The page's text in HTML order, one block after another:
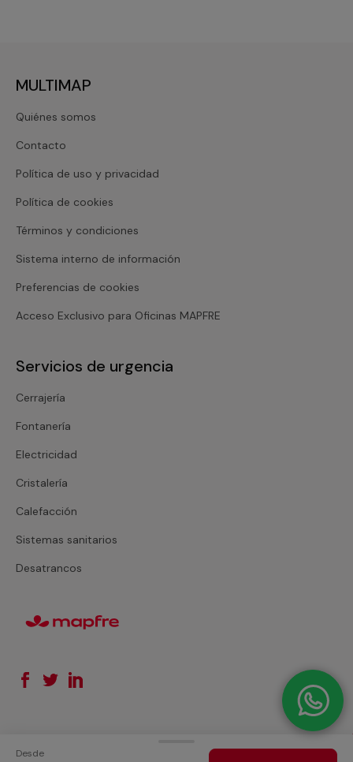
Desde
MULTIMAP
Quiénes somos
Contacto
Política de uso y privacidad
Política de cookies
Términos y condiciones
Sistema interno de información
Preferencias de cookies
Acceso Exclusivo para Oficinas MAPFRE
Servicios de urgencia
Cerrajería
Fontanería
Electricidad
Cristalería
Calefacción
Sistemas sanitarios
Desatrancos